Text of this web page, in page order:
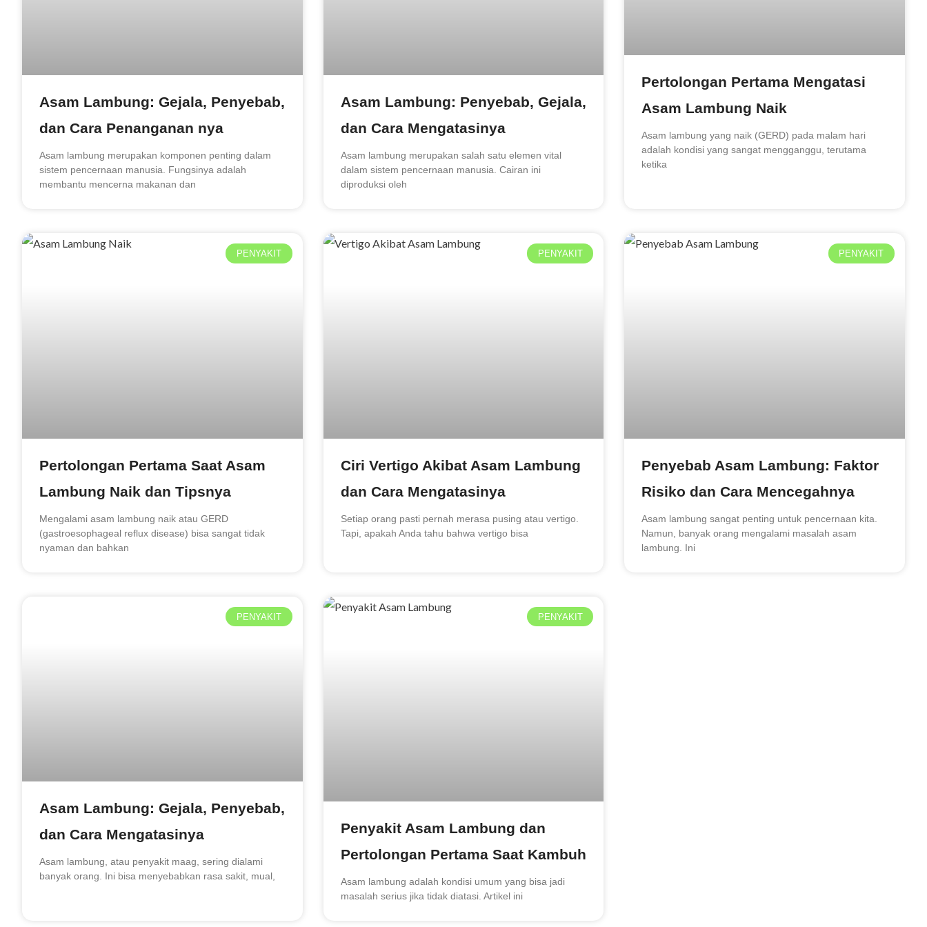
Asam Lambung: Gejala, Penyebab,
dan Cara Penanganan nya
Asam lambung merupakan komponen penting dalam
sistem pencernaan manusia. Fungsinya adalah
membantu mencerna makanan dan
Asam Lambung: Penyebab, Gejala,
dan Cara Mengatasinya
Asam lambung merupakan salah satu elemen vital
dalam sistem pencernaan manusia. Cairan ini
diproduksi oleh
Pertolongan Pertama Mengatasi
Asam Lambung Naik
Asam lambung yang naik (GERD) pada malam hari
adalah kondisi yang sangat mengganggu, terutama
ketika
PENYAKIT
Pertolongan Pertama Saat Asam
Lambung Naik dan Tipsnya
Mengalami asam lambung naik atau GERD
(gastroesophageal reflux disease) bisa sangat tidak
nyaman dan bahkan
PENYAKIT
Ciri Vertigo Akibat Asam Lambung
dan Cara Mengatasinya
Setiap orang pasti pernah merasa pusing atau vertigo.
Tapi, apakah Anda tahu bahwa vertigo bisa
PENYAKIT
Penyebab Asam Lambung: Faktor
Risiko dan Cara Mencegahnya
Asam lambung sangat penting untuk pencernaan kita.
Namun, banyak orang mengalami masalah asam
lambung. Ini
PENYAKIT
Asam Lambung: Gejala, Penyebab,
dan Cara Mengatasinya
Asam lambung, atau penyakit maag, sering dialami
banyak orang. Ini bisa menyebabkan rasa sakit, mual,
PENYAKIT
Penyakit Asam Lambung dan
Pertolongan Pertama Saat Kambuh
Asam lambung adalah kondisi umum yang bisa jadi
masalah serius jika tidak diatasi. Artikel ini